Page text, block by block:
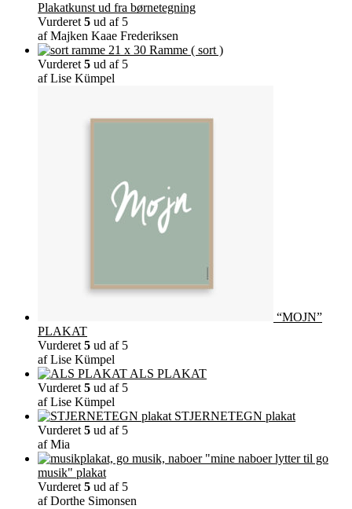
Plakatkunst ud fra børnetegning
Vurderet5 ud af 5
af Majken Kaae Frederiksen
Ramme ( sort )
Vurderet5 ud af 5
af Lise Kümpel
“MOJN”
PLAKAT
Vurderet5 ud af 5
af Lise Kümpel
ALS PLAKAT
Vurderet5 ud af 5
af Lise Kümpel
STJERNETEGN plakat
Vurderet5 ud af 5
af Mia
"mine naboer lytter til go
musik" plakat
Vurderet5 ud af 5
af Dorthe Simonsen